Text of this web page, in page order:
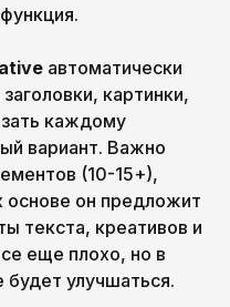
автоматически
картинки,
каждому
вариант. Важно
(10-15+),
основе он предложит
текста, креативов и
еще плохо, но в
улучшаться.